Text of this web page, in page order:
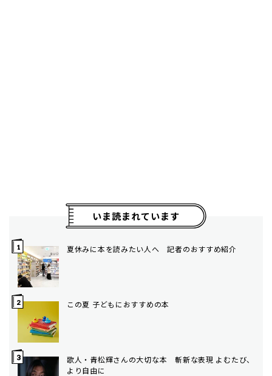
いま読まれています
夏休みに本を読みたい人へ 記者のおすすめ紹介
この夏 子どもにおすすめの本
歌人・青松輝さんの大切な本 斬新な表現 よむたび、
より自由に